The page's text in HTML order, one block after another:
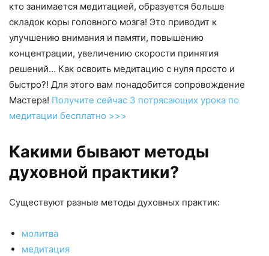
кто занимается медитацией, образуется больше
складок коры головного мозга! Это приводит к
улучшению внимания и памяти, повышению
концентрации, увеличению скорости принятия
решений… Как освоить медитацию с нуля просто и
быстро?! Для этого вам понадобится сопровождение
Мастера! Получите сейчас 3 потрясающих урока по
медитации бесплатно >>>
Какими бывают методы
духовной практики?
Существуют разные методы духовных практик:
молитва
медитация